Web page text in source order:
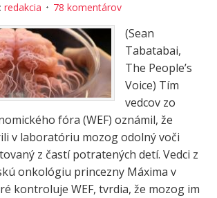
redakcia 78 komentárov
(Sean
Tabatabai,
The People’s
Voice) Tím
vedcov zo
fóra (WEF) oznámil, že
v laboratóriu mozog odolný voči
z častí potratených detí. Vedci z
onkológiu princezny Máxima v
kontroluje WEF, tvrdia, že mozog im